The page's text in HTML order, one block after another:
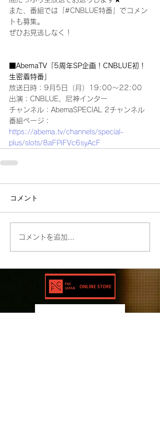
また、番組では「#CNBLUE特番」でコメン
トも募集。
ぜひお見逃しなく！
■AbemaTV「5周年SP企画！CNBLUE初！
生密着特番」
放送日時：9月5日（月）19:00～22:00
出演：CNBLUE、尼神インター
チャンネル：AbemaSPECIAL 2チャンネル
番組ページ：
https://abema.tv/channels/special-
plus/slots/8aFPiFVc6syAcF
コメント
コメントを追加…